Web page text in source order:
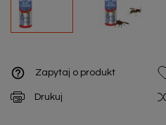
help_outline Zapytaj o produkt
Drukuj